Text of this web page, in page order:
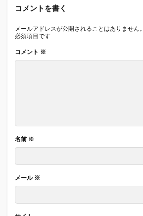
コメントを書く
メールアドレスが公開されることはありません。
必須項目です
コメント ※
名前 ※
メール ※